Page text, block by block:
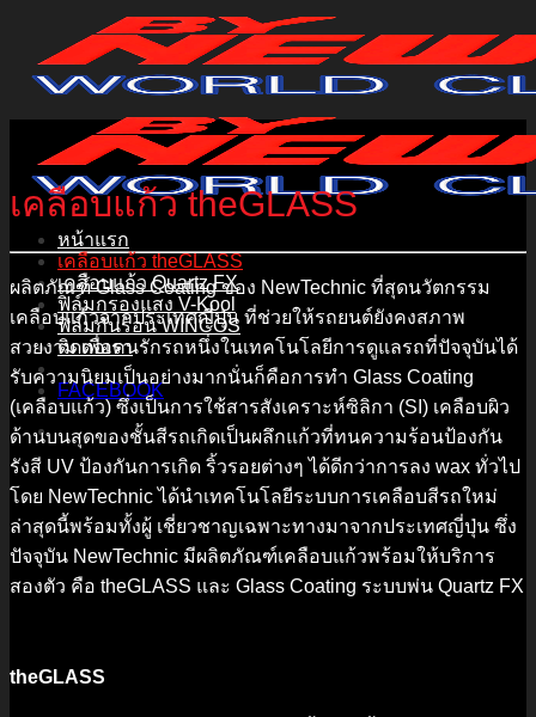
content
หน้าแรก
เคลือบแก้ว theGLASS
เคลือบแก้ว Quartz FX
ฟิล์มกรองแสง V-Kool
ฟิล์มกันร้อน WINCOS
ติดต่อเรา
FACEBOOK
เคลือบแก้ว theGLASS
ผลิตภัณฑ์ Glass Coating ของ NewTechnic ที่สุดนวัตกรรม
เคลือบแก้วจากประเทศญี่ปุ่น ที่ช่วยให้รถยนต์ยังคงสภาพ
สวยงาม เพื่อคนรักรถหนึ่งในเทคโนโลยีการดูแลรถที่ปัจจุบันได้
รับความนิยมเป็นอย่างมากนั่นก็คือการทำ Glass Coating
(เคลือบแก้ว) ซึ่งเป็นการใช้สารสังเคราะห์ซิลิกา (SI) เคลือบผิว
ด้านบนสุดของชั้นสีรถเกิดเป็นผลึกแก้วที่ทนความร้อนป้องกัน
รังสี UV ป้องกันการเกิด ริ้วรอยต่างๆ ได้ดีกว่าการลง wax ทั่วไป
โดย NewTechnic ได้นำเทคโนโลยีระบบการเคลือบสีรถใหม่
ล่าสุดนี้พร้อมทั้งผู้ เชี่ยวชาญเฉพาะทางมาจากประเทศญี่ปุ่น ซึ่ง
ปัจจุบัน NewTechnic มีผลิตภัณฑ์เคลือบแก้วพร้อมให้บริการ
สองตัว คือ theGLASS และ Glass Coating ระบบพ่น Quartz FX
theGLASS